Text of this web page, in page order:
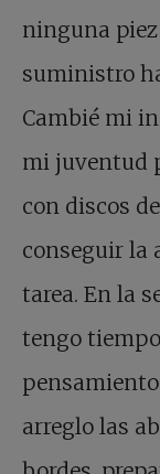
ninguna
suministro
Cambié mi
mi juventud
con discos
conseguir la
tarea. En la
tengo
arreglo las